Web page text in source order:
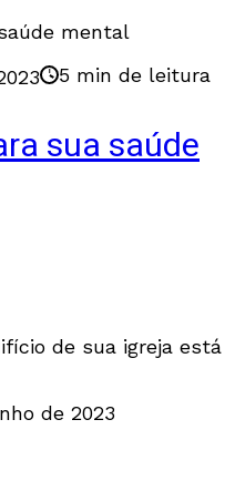
5 min de leitura
sua saúde
de 2023